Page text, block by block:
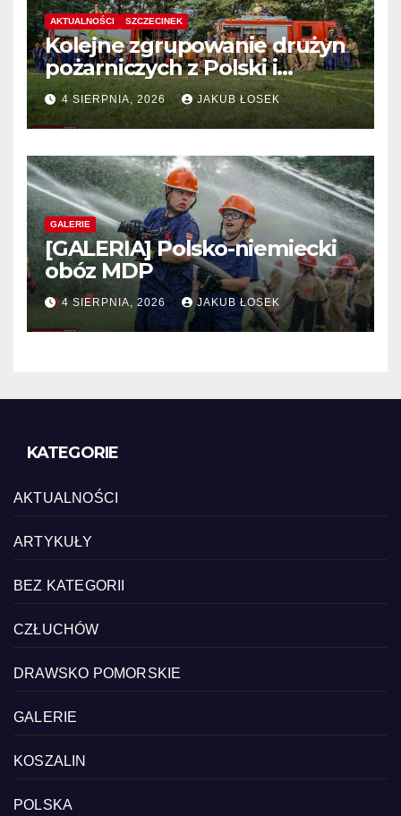
AKTUALNOŚCI SZCZECINEK
Kolejne zgrupowanie drużyn
pożarniczych z Polski i
Niemiec w regionie
4 SIERPNIA, 2026 JAKUB ŁOSEK
GALERIE
[GALERIA] Polsko-niemiecki
obóz MDP
4 SIERPNIA, 2026 JAKUB ŁOSEK
KATEGORIE
AKTUALNOŚCI
ARTYKUŁY
BEZ KATEGORII
CZŁUCHÓW
DRAWSKO POMORSKIE
GALERIE
KOSZALIN
POLSKA